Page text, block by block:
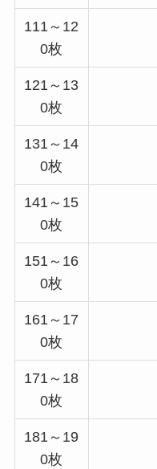
111～12
0枚
121～13
0枚
131～14
0枚
141～15
0枚
151～16
0枚
161～17
0枚
171～18
0枚
181～19
0枚